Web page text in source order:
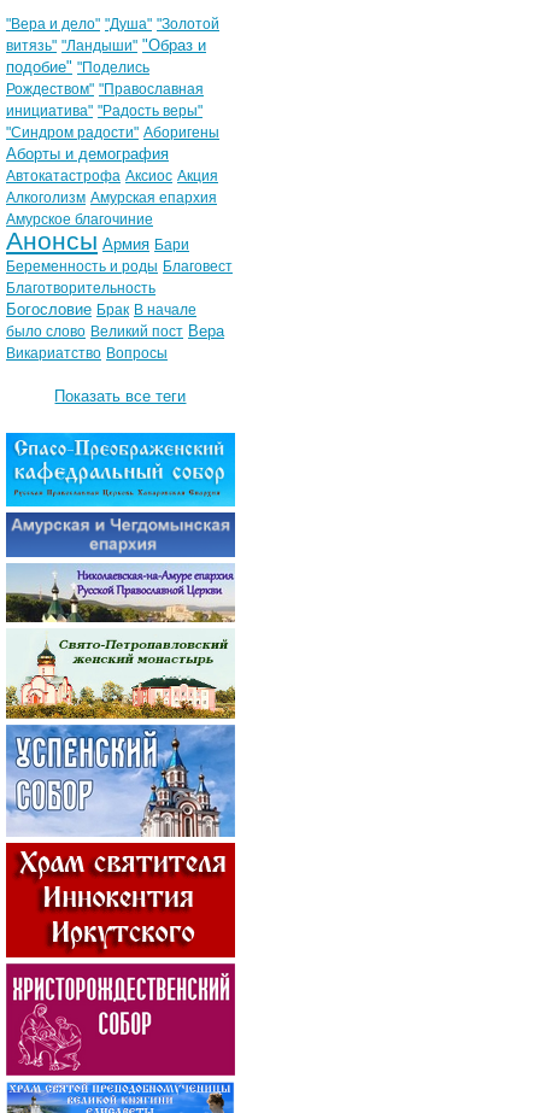
"Вера и дело" "Душа" "Золотой
витязь" "Ландыши" "Образ и
подобие" "Поделись
Рождеством" "Православная
инициатива" "Радость веры"
"Синдром радости" Аборигены
Аборты и демография
Автокатастрофа Аксиос Акция
Алкоголизм Амурская епархия
Амурское благочиние
Анонсы Армия Бари
Беременность и роды Благовест
Благотворительность
Богословие Брак В начале
было слово Великий пост Вера
Викариатство Вопросы
Показать все теги